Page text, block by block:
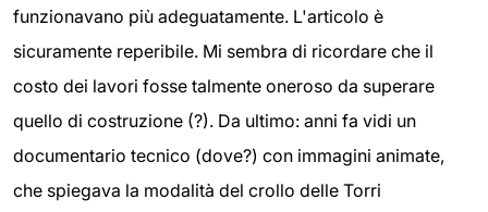
funzionavano più adeguatamente. L'articolo è
sicuramente reperibile. Mi sembra di ricordare che il
costo dei lavori fosse talmente oneroso da superare
quello di costruzione (?). Da ultimo: anni fa vidi un
documentario tecnico (dove?) con immagini animate,
che spiegava la modalità del crollo delle Torri